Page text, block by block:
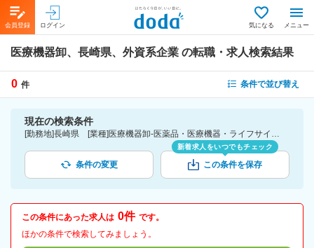
会員登録 ログイン 気になる メニュー
医療機器卸、長崎県、外資系企業 の転職・求人検索結果
0 件 条件で並び替え
現在の検索条件
[勤務地]長崎県 [業種]医療機器卸-医薬品・医療機器・ライフサイエンス・医療系サービス [詳細条件](会社・職場の環境)外資系企業
条件の変更
新着求人をいつでもチェック
この条件を保存
この条件にあった求人は 0件 です。
ほかの条件で検索してみましょう。